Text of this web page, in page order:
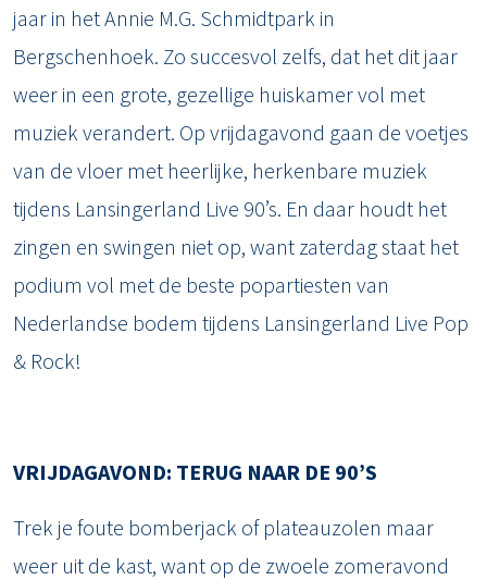
jaar in het Annie M.G. Schmidtpark in
Bergschenhoek. Zo succesvol zelfs, dat het dit jaar
weer in een grote, gezellige huiskamer vol met
muziek verandert. Op vrijdagavond gaan de voetjes
van de vloer met heerlijke, herkenbare muziek
tijdens Lansingerland Live 90’s. En daar houdt het
zingen en swingen niet op, want zaterdag staat het
podium vol met de beste popartiesten van
Nederlandse bodem tijdens Lansingerland Live Pop
& Rock!
VRIJDAGAVOND: TERUG NAAR DE 90’S
Trek je foute bomberjack of plateauzolen maar
weer uit de kast, want op de zwoele zomeravond